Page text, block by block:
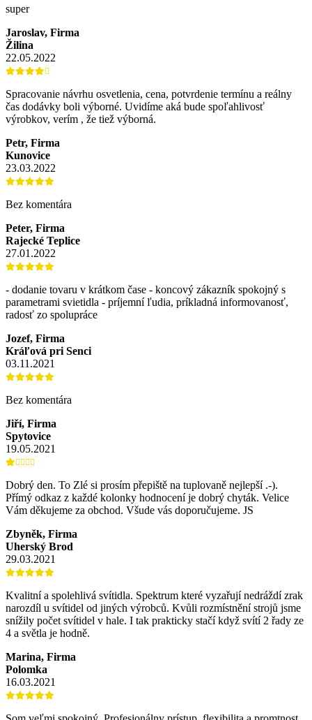
super
Jaroslav, Firma
Žilina
22.05.2022
Spracovanie návrhu osvetlenia, cena, potvrdenie termínu a reálny
čas dodávky boli výborné. Uvidíme aká bude spoľahlivosť
výrobkov, verím , že tiež výborná.
Petr, Firma
Kunovice
23.03.2022
Bez komentára
Peter, Firma
Rajecké Teplice
27.01.2022
- dodanie tovaru v krátkom čase - koncový zákazník spokojný s
parametrami svietidla - príjemní ľudia, príkladná informovanosť,
radosť zo spolupráce
Jozef, Firma
Kráľová pri Senci
03.11.2021
Bez komentára
Jiří, Firma
Spytovice
19.05.2021
Dobrý den. To Zlé si prosím přepiště na tuplovaně nejlepší .-).
Přímý odkaz z každé kolonky hodnocení je dobrý chyták. Velice
Vám děkujeme za obchod. Všude vás doporučujeme. JS
Zbyněk, Firma
Uherský Brod
29.03.2021
Kvalitní a spolehlivá svítidla. Spektrum které vyzařují nedráždí zrak
narozdíl u svítidel od jiných výrobců. Kvůli rozmístnění strojů jsme
snížily počet svítidel v hale. I tak prakticky stačí když svítí 2 řady ze
4 a světla je hodně.
Marina, Firma
Polomka
16.03.2021